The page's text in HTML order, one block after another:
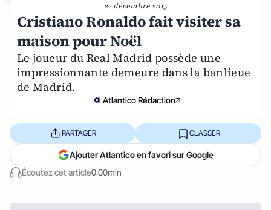
22 décembre 2015
Cristiano Ronaldo fait visiter sa
maison pour Noël
Le joueur du Real Madrid possède une
impressionnante demeure dans la banlieue
de Madrid.
Atlantico Rédaction
Écoutez cet article0:00min
PARTAGER CLASSER
Ajouter Atlantico en favori sur Google